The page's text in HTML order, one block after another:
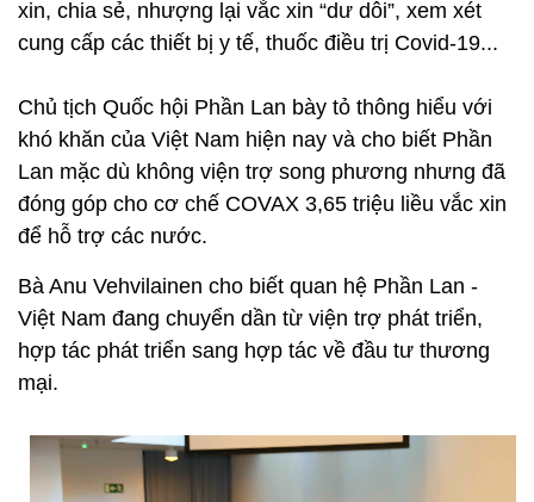
xin, chia sẻ, nhượng lại vắc xin “dư dôi”, xem xét
cung cấp các thiết bị y tế, thuốc điều trị Covid-19...
Chủ tịch Quốc hội Phần Lan bày tỏ thông hiểu với
khó khăn của Việt Nam hiện nay và cho biết Phần
Lan mặc dù không viện trợ song phương nhưng đã
đóng góp cho cơ chế COVAX 3,65 triệu liều vắc xin
để hỗ trợ các nước.
Bà Anu Vehvilainen cho biết quan hệ Phần Lan -
Việt Nam đang chuyển dần từ viện trợ phát triển,
hợp tác phát triển sang hợp tác về đầu tư thương
mại.